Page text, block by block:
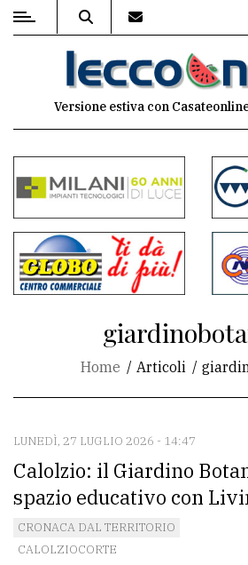
MENU
commenti
Contenuti
del
sito
CONTATTI
La
redazione
Scrivici
Per
Versione estiva con
Home Articoli
LUNEDÌ, 27 LUGLIO 2026 - 14:47
Calolzio: il Giardino
spazio educativo con
CRONACA DAL TERRITORIO
CALOLZIOCORTE